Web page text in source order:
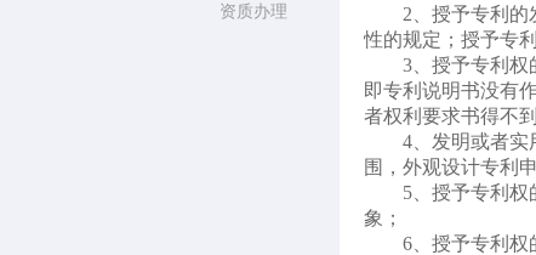
资质办理
2、授予专利的
性的规定；授予专
3、授予专利权
即专利说明书没有
者权利要求书得不
4、发明或者实
围，外观设计专利
5、授予专利
象；
6、授予专利权